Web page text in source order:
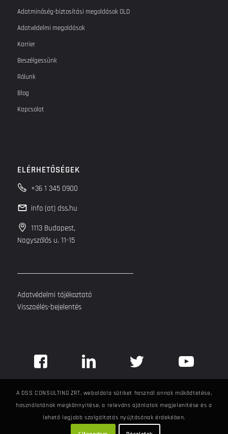
Adatminőség-biztosítási megoldások OLD
Adatvédelmi megoldások
Karrier
Beszélgessünk
Rólunk
Blog
Kapcsolat
ELÉRHETŐSÉGEK
+36 1 345 0900
info (at) dss.hu
1113 Budapest,
Nagyszőlős u. 11-15
Adatvédelmi tájékoztató
Visszaélés-bejelentés
A DSS CONSULTING ZRT. weboldala sütiket használ annak működtetése,
használatának megkönnyítése, a releváns ajánlatok megjelenítése és a
lehető legjobb szolgáltatás nyújtásának érdekében.